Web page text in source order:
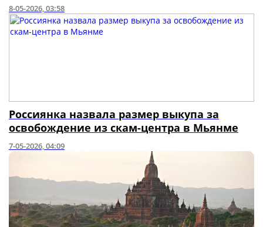
8-05-2026, 03:58
Россиянка назвала размер выкупа за
освобождение из скам-центра в Мьянме
7-05-2026, 04:09